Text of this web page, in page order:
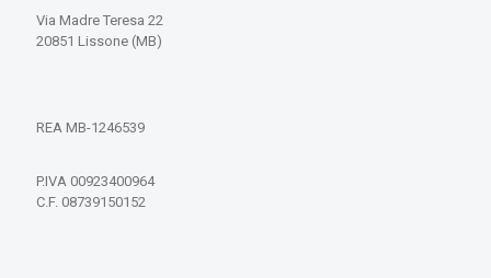
Via Madre Teresa 22
20851 Lissone (MB)
REA MB-1246539
P.IVA 00923400964
C.F. 08739150152